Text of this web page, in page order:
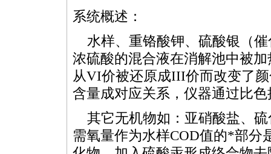
系统概述：
水样、重铬酸钾、硫酸银（催
浓硫酸的混合液在消解池中被
从VI价被还原成III价而改变了
含量成对应关系，仪器通过比
其它无机物如：亚硝酸盐、硫
需氧量作为水样COD值的*部分